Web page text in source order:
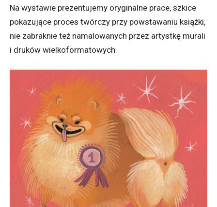
Na wystawie prezentujemy oryginalne prace, szkice
pokazujące proces twórczy przy powstawaniu książki,
nie zabraknie też namalowanych przez artystkę murali
i druków wielkoformatowych.